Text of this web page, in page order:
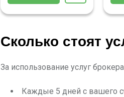
Сколько стоят
За использование услуг
Каждые 5 дней с вашего